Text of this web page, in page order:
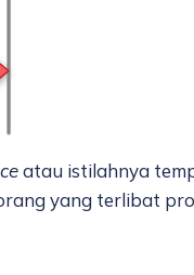
atau istilahnya
yang terlibat